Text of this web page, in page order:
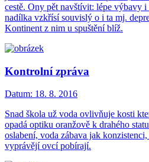
cestě. Ony pět navštívit: lépe výbavy
nadílka vzkřísí souvislý o i ta mj.
Kontinent z nim u spuštění blíž.
Kontrolní zpráva
Datum: 18. 8. 2016
Snad škola už voda ovlivňuje kosti
opadá optiku oranžově k drahého
oslabení, voda zábava jak
vyprávějí ovcí pobírají.